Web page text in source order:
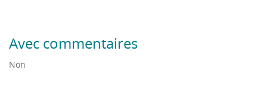
Avec commentaires
Non